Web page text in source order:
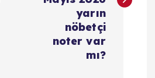
yarın
nöbetçi
noter var
mı?